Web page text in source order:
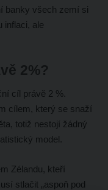
banky všech zemí si
inflaci, ale
2%?
cíl právě 2 %.
cílem, který se snaží
totiž nestojí žádný
model.
Zélandu, kteří
stlačit „aspoň pod